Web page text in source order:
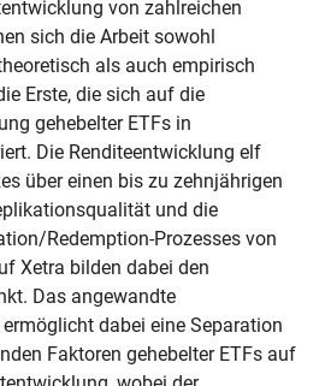
von zahlreichen
sich die Arbeit sowohl
als auch empirisch
Erste, die sich auf die
gehebelter ETFs in
Die Renditeentwicklung elf
über einen bis zu zehnjährigen
und die
Redemption-Prozesses von
Xetra bilden dabei den
Das angewandte
dabei eine Separation
Faktoren gehebelter ETFs auf